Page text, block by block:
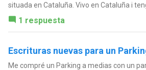
situada en Cataluña. Vivo en Cataluña i
1 respuesta
Escrituras nuevas para un
Me compré un Parking a medias con un